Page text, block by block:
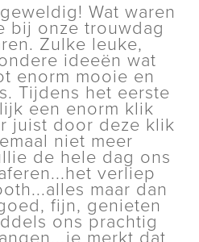
Wat waren
bij onze trouwdag
Zulke leuke,
ideeën wat
enorm mooie en
Tijdens het eerste
een enorm klik
juist door deze klik
niet meer
de hele dag ons
verliep
maar dan
fijn, genieten
ons prachtig